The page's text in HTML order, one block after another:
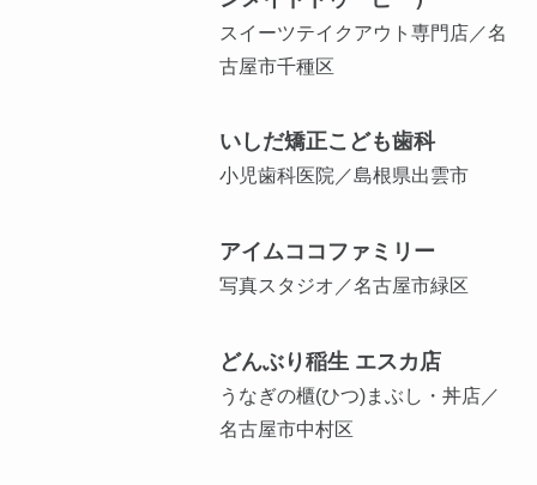
スイーツテイクアウト専門店／名
古屋市千種区
いしだ矯正こども歯科
小児歯科医院／島根県出雲市
アイムココファミリー
写真スタジオ／名古屋市緑区
どんぶり稲生 エスカ店
うなぎの櫃(ひつ)まぶし・丼店／
名古屋市中村区